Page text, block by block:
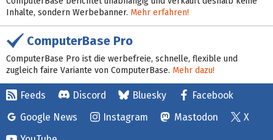
Inhalte, sondern Werbebanner. Mehr erfahren!
ComputerBase Pro
ComputerBase Pro ist die werbefreie, schnelle, flexible und
zugleich faire Variante von ComputerBase. Mehr dazu!
Feeds Discord Bluesky
Facebook
Google News
Instagram Mastodon
X